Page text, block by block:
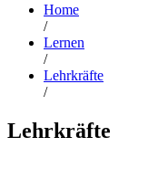
Home
/
Lernen
/
Lehrkräfte
/
Lehrkräfte